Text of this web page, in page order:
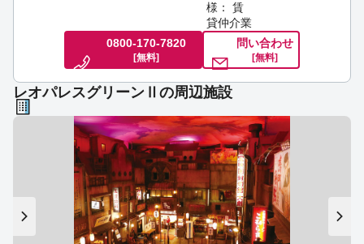
様： 賃
貸仲介業
0800-170-7820
[無料]
問い合わせ
[無料]
レオパレスグリーンⅡの周辺施設